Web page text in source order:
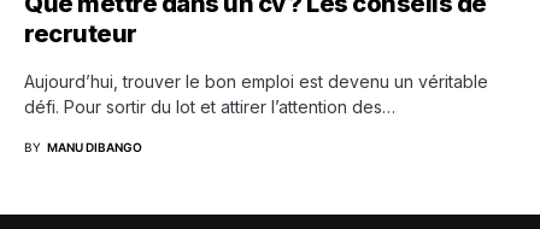
recruteur
Aujourd’hui, trouver le bon emploi est devenu un véritable
défi. Pour sortir du lot et attirer l’attention des…
BY MANU DIBANGO